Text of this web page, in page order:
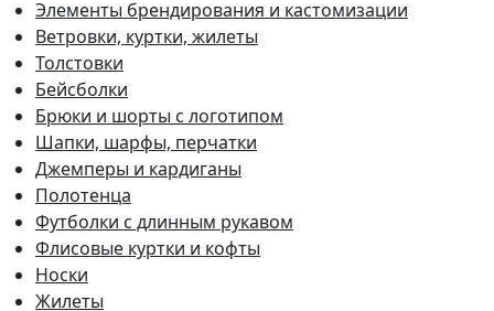
Элементы брендирования и кастомизации
Ветровки, куртки, жилеты
Толстовки
Бейсболки
Брюки и шорты с логотипом
Шапки, шарфы, перчатки
Джемперы и кардиганы
Полотенца
Футболки с длинным рукавом
Флисовые куртки и кофты
Носки
Жилеты